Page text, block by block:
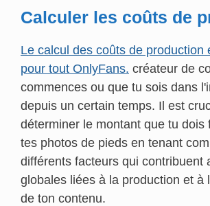
Calculer les coûts de
Le calcul des coûts de production
pour tout OnlyFans. créateur de
commences ou que tu sois dans
depuis un certain temps. Il est
déterminer le montant que tu dois
tes photos de pieds en tenant
différents facteurs qui contribuent
globales liées à la production et à
de ton contenu.